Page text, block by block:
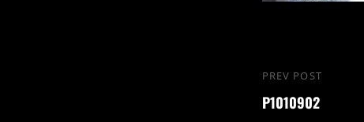
PREV POST
P1010902